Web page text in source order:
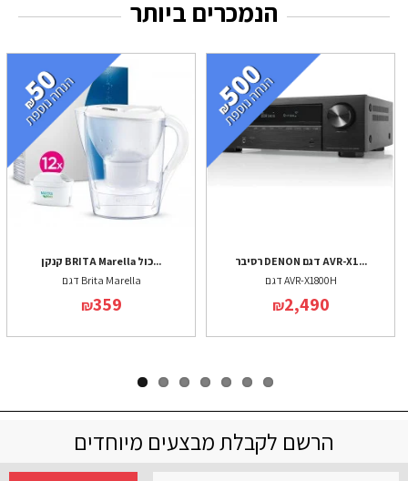
הנמכרים ביותר
קנקן BRITA Marella כול...
דגם Brita Marella
₪359
רסיבר DENON דגם AVR-X1...
דגם AVR-X1800H
₪2,490
הרשם לקבלת מבצעים מיוחדים